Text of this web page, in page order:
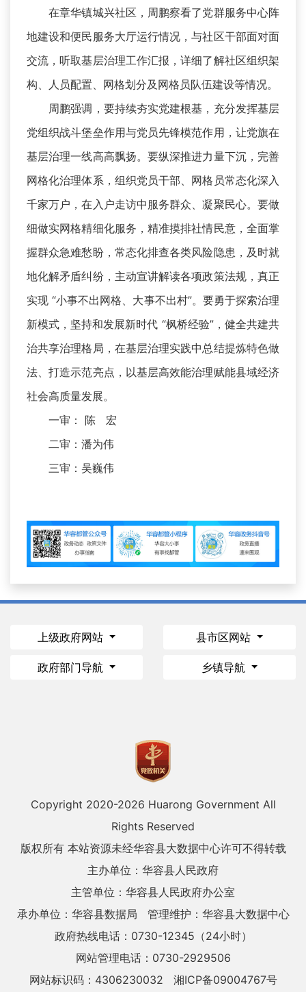
在章华镇城兴社区，周鹏察看了党群服务中心阵
地建设和便民服务大厅运行情况，与社区干部面对面
交流，听取基层治理工作汇报，详细了解社区组织架
构、人员配置、网格划分及网格员队伍建设等情况。
周鹏强调，要持续夯实党建根基，充分发挥基层
党组织战斗堡垒作用与党员先锋模范作用，让党旗在
基层治理一线高高飘扬。要纵深推进力量下沉，完善
网格化治理体系，组织党员干部、网格员常态化深入
千家万户，在入户走访中服务群众、凝聚民心。要做
细做实网格精细化服务，精准摸排社情民意，全面掌
握群众急难愁盼，常态化排查各类风险隐患，及时就
地化解矛盾纠纷，主动宣讲解读各项政策法规，真正
实现 “小事不出网格、大事不出村”。要勇于探索治理
新模式，坚持和发展新时代 “枫桥经验”，健全共建共
治共享治理格局，在基层治理实践中总结提炼特色做
法、打造示范亮点，以基层高效能治理赋能县域经济
社会高质量发展。
一审： 陈 宏
二审：潘为伟
三审：吴巍伟
上级政府网站 县市区网站
政府部门导航 乡镇导航
Copyright 2020-2026 Huarong Government All
Rights Reserved
版权所有 本站资源未经华容县大数据中心许可不得转载
主办单位：华容县人民政府
主管单位：华容县人民政府办公室
承办单位：华容县数据局
管理维护：华容县大数据中心
政府热线电话：0730-12345（24小时）
网站管理电话：0730-2929506
网站标识码：4306230032
湘ICP备09004767号